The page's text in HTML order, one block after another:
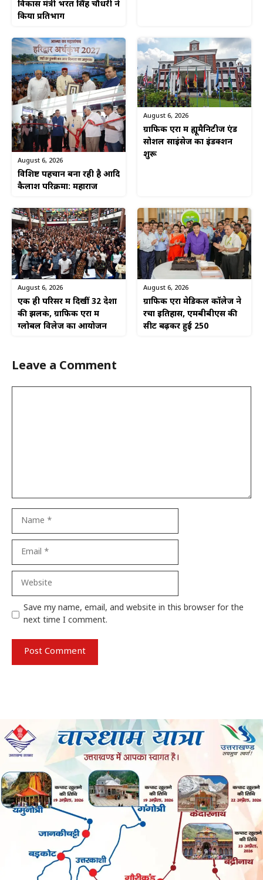
विकास मंत्री भरत सिंह चौधरी ने
किया प्रतिभाग
August 6, 2026
विशिष्ट पहचान बना रही है आदि
कैलाश परिक्रमा: महाराज
August 6, 2026
ग्राफिक एरा में ह्यूमैनिटीज एंड
सोशल साइंसेज का इंडक्शन
शुरू
August 6, 2026
एक ही परिसर में दिखीं 32 देशों
की झलक, ग्राफिक एरा में
ग्लोबल विलेज का आयोजन
August 6, 2026
ग्राफिक एरा मेडिकल कॉलेज ने
रचा इतिहास, एमबीबीएस की
सीटें बढ़कर हुईं 250
Leave a Comment
Website
Save my name, email, and website in this browser for the
next time I comment.